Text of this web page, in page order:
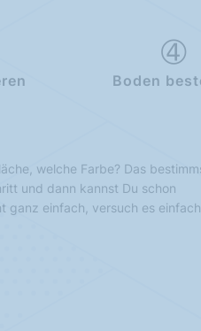
Boden
welche Farbe? Das
und dann kannst Du schon
ganz einfach, versuch es